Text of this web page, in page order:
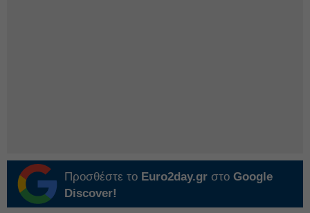
Προσθέστε το Euro2day.gr στο Google
Discover!